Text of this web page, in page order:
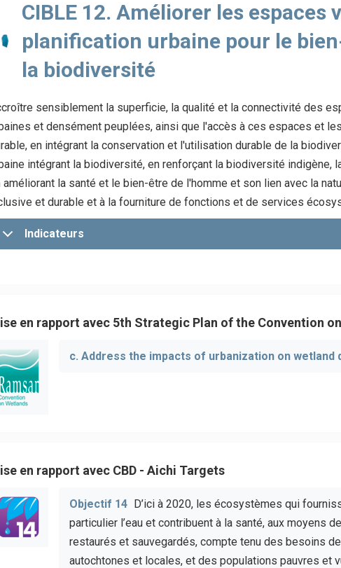
CIBLE 12. Améliorer les espaces
planification urbaine pour le
la biodiversité
sensiblement la superficie, la qualité et la connectivité des
et densément peuplées, ainsi que l'accès à ces espaces et
en intégrant la conservation et l'utilisation durable de la
intégrant la biodiversité, en renforçant la biodiversité indigène,
améliorant la santé et le bien-être de l'homme et son lien avec la
et durable et à la fourniture de fonctions et de services
Indicateurs
en rapport avec 5th Strategic Plan of the Convention
c. Address the impacts of urbanization on wetland
en rapport avec CBD - Aichi Targets
Objectif 14 D’ici à 2020, les écosystèmes qui
particulier l’eau et contribuent à la santé, aux moyens
restaurés et sauvegardés, compte tenu des besoins
autochtones et locales, et des populations pauvres et